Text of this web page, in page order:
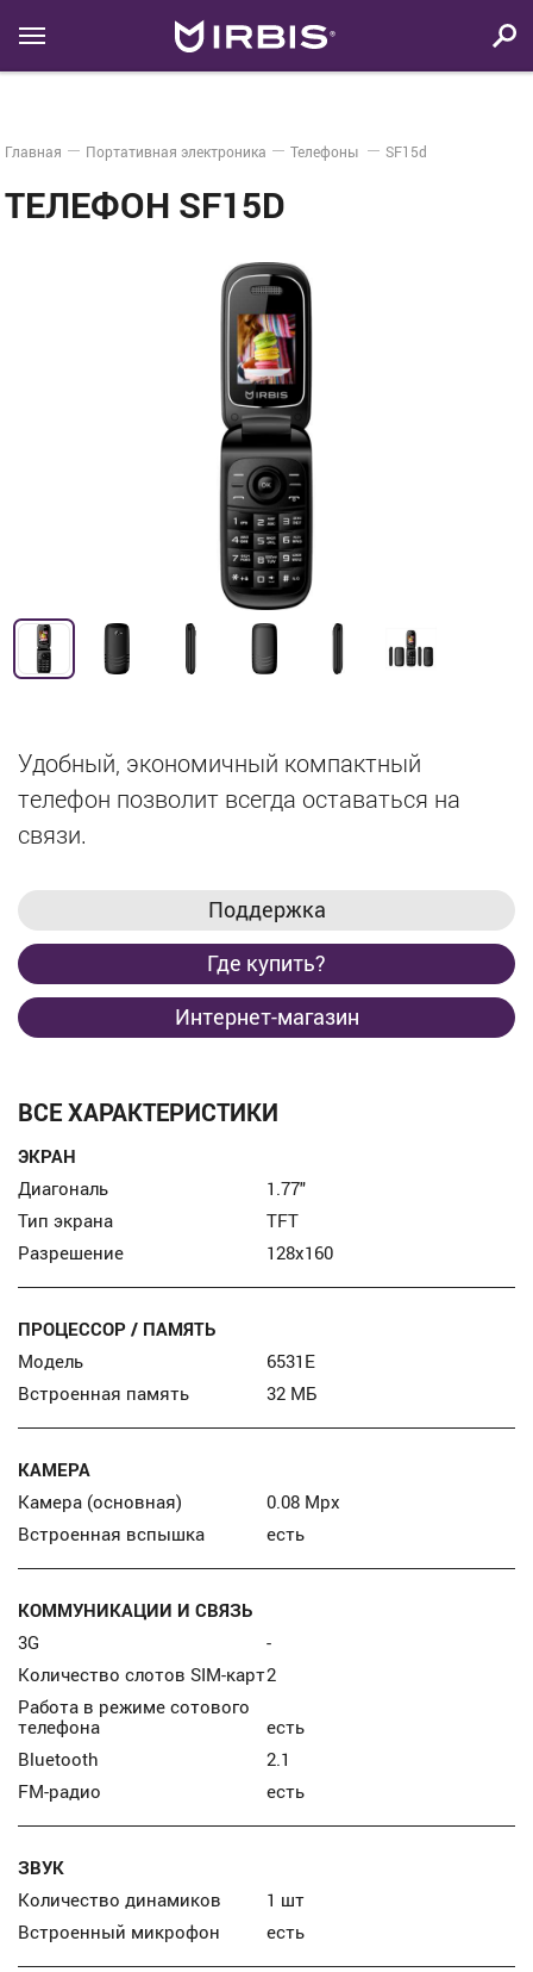
Главная Портативная электроника Телефоны SF15d
ТЕЛЕФОН SF15D
Удобный, экономичный компактный
телефон позволит всегда оставаться на
связи.
Поддержка
Где купить?
Интернет-магазин
ВСЕ ХАРАКТЕРИСТИКИ
ЭКРАН
Диагональ
1.77″
Тип экрана
TFT
Разрешение
128x160
ПРОЦЕССОР / ПАМЯТЬ
Модель
6531E
Встроенная память
32 МБ
КАМЕРА
Камера (основная)
0.08 Mpx
Встроенная вспышка
есть
КОММУНИКАЦИИ И СВЯЗЬ
3G
-
Количество слотов SIM-карт2
Работа в режиме сотового
телефона
есть
Bluetooth
2.1
FM-радио
есть
ЗВУК
Количество динамиков
1 шт
Встроенный микрофон
есть